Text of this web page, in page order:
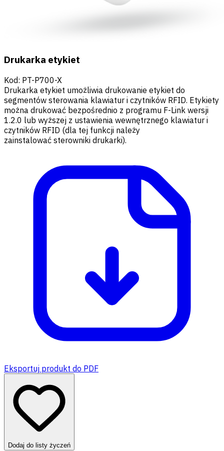
Drukarka etykiet
Kod: PT-P700-X
Drukarka etykiet umożliwia drukowanie etykiet do
segmentów sterowania klawiatur i czytników RFID. Etykiety
można drukować bezpośrednio z programu F-Link wersji
1.2.0 lub wyższej z ustawienia wewnętrznego klawiatur i
czytników RFID (dla tej funkcji należy
zainstalować sterowniki drukarki).
Eksportuj produkt do PDF
Dodaj do listy życzeń